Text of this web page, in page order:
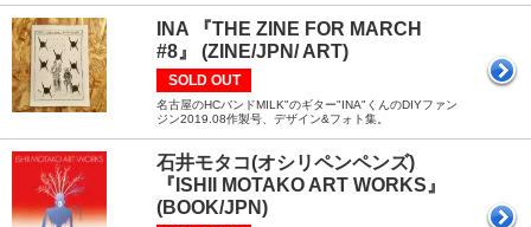
INA 『THE ZINE FOR MARCH
#8』 (ZINE/JPN/ ART)
SOLD OUT
名古屋のHCバンドMILK"のギター"INA"くんのDIYファン
ジン2019.08作製号、デザイン&フォト集。
石井モタコ(オシリペンペンズ)
『ISHII MOTAKO ART WORKS』
(BOOK/JPN)